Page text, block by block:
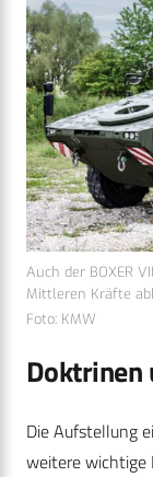
Auch der BOXER
Mittleren Kräfte
Foto: KMW
Doktrinen
Die Aufstellung
weitere wichtige